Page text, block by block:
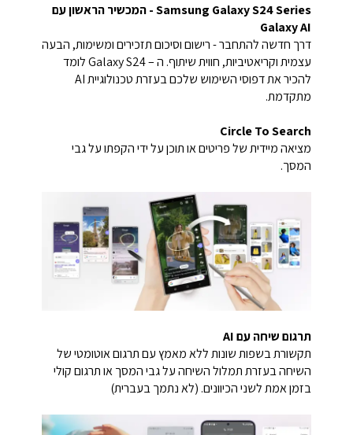
Samsung Galaxy S24 Series - המכשיר הראשון עם
Galaxy AI
דרך חדשה להתחבר - רישום וסיכום תזכירים ומשימות, הבעה
עצמית וקריאטיביות, חווית שיתוף. ה – Galaxy S24 לומד
להכיר את דפוסי השימוש שלכם בעזרת טכנולוגיית AI
מתקדמת.
Circle To Search
מציאה מיידית של פריטים או תוכן על ידי הקפתו על גבי
המסך.
תרגום שיחה עם AI
תקשורת בשפות שונות ללא מאמץ עם תרגום אוטומטי של
השיחה בעזרת תמלול השיחה על גבי המסך או תרגום קולי
בזמן אמת לשני הכיוונים. (לא נתמך בעברית)